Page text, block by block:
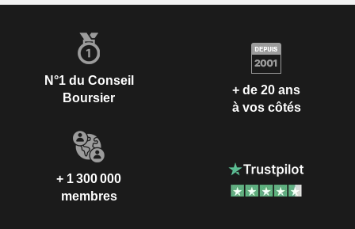
N°1 du Conseil
Boursier
+ de 20 ans
à vos côtés
+ 1 300 000
membres